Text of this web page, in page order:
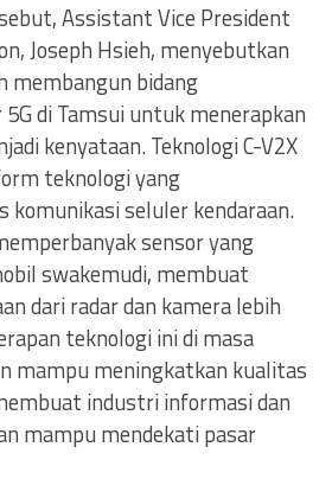
Assistant Vice President
Joseph Hsieh, menyebutkan
membangun bidang
di Tamsui untuk menerapkan
kenyataan. Teknologi C-V2X
teknologi yang
komunikasi seluler kendaraan.
sensor yang
swakemudi, membuat
dari radar dan kamera lebih
teknologi ini di masa
mampu meningkatkan kualitas
industri informasi dan
mampu mendekati pasar